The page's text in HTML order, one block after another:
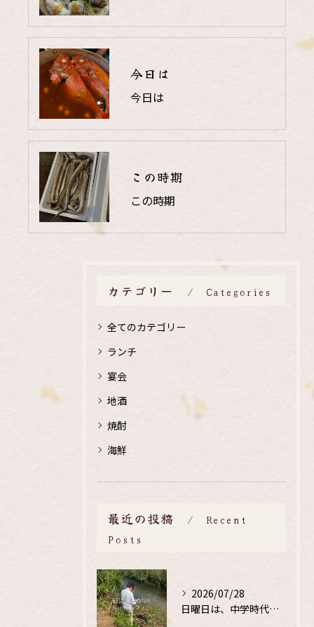
今日は
今日は
この時期
この時期
カテゴリー Categories
全てのカテゴリー
ランチ
宴会
地酒
焼酎
海鮮
最近の投稿
Recent
Posts
2026/07/28
日曜日は、中学時代の、同級生と鮎釣り